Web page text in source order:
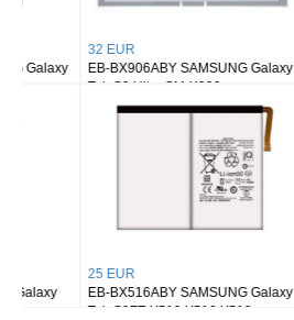
EB-BX906ABY SAMSUNG Galaxy
Tab S8 Ultra SM-X900
EB-
Tab
EB-BX516ABY SAMSUNG Galaxy
Tab S9FE X510 X516 X518
Pro